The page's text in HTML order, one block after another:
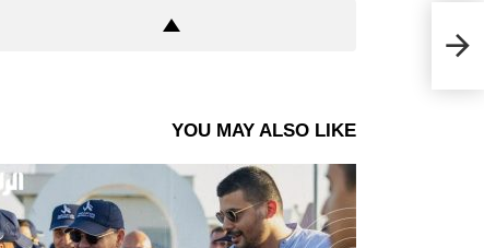
YOU MAY ALSO LIKE